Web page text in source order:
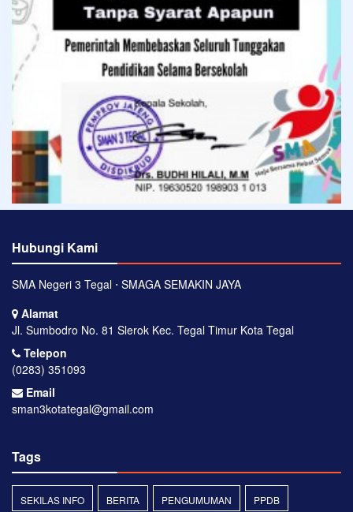
Hubungi Kami
SMA Negeri 3 Tegal ⋅ SMAGA SEMAKIN JAYA
Alamat
Jl. Sumbodro No. 81 Slerok Kec. Tegal Timur Kota Tegal
Telepon
(0283) 351093
Email
sman3kotategal@gmail.com
Tags
SEKILAS INFO BERITA PENGUMUMAN PPDB